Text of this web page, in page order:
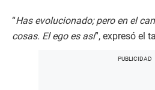
“Has evolucionado; pero en el
cosas. El ego es así”, expresó el